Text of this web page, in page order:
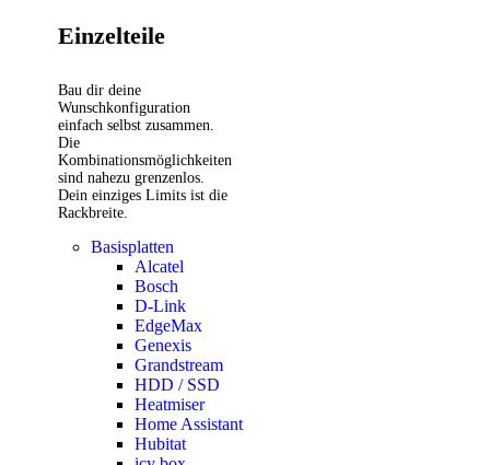
Einzelteile
Bau dir deine
Wunschkonfiguration
einfach selbst zusammen.
Die
Kombinationsmöglichkeiten
sind nahezu grenzenlos.
Dein einziges Limits ist die
Rackbreite.
Basisplatten
Alcatel
Bosch
D-Link
EdgeMax
Genexis
Grandstream
HDD / SSD
Heatmiser
Home Assistant
Hubitat